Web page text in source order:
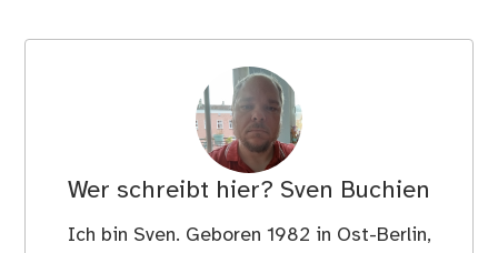
Wer schreibt hier? Sven Buchien
Ich bin Sven. Geboren 1982 in Ost-Berlin,